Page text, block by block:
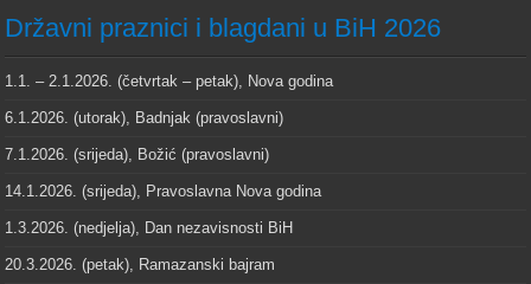
Državni praznici i blagdani u BiH 2026
1.1. – 2.1.2026. (četvrtak – petak), Nova godina
6.1.2026. (utorak), Badnjak (pravoslavni)
7.1.2026. (srijeda), Božić (pravoslavni)
14.1.2026. (srijeda), Pravoslavna Nova godina
1.3.2026. (nedjelja), Dan nezavisnosti BiH
20.3.2026. (petak), Ramazanski bajram